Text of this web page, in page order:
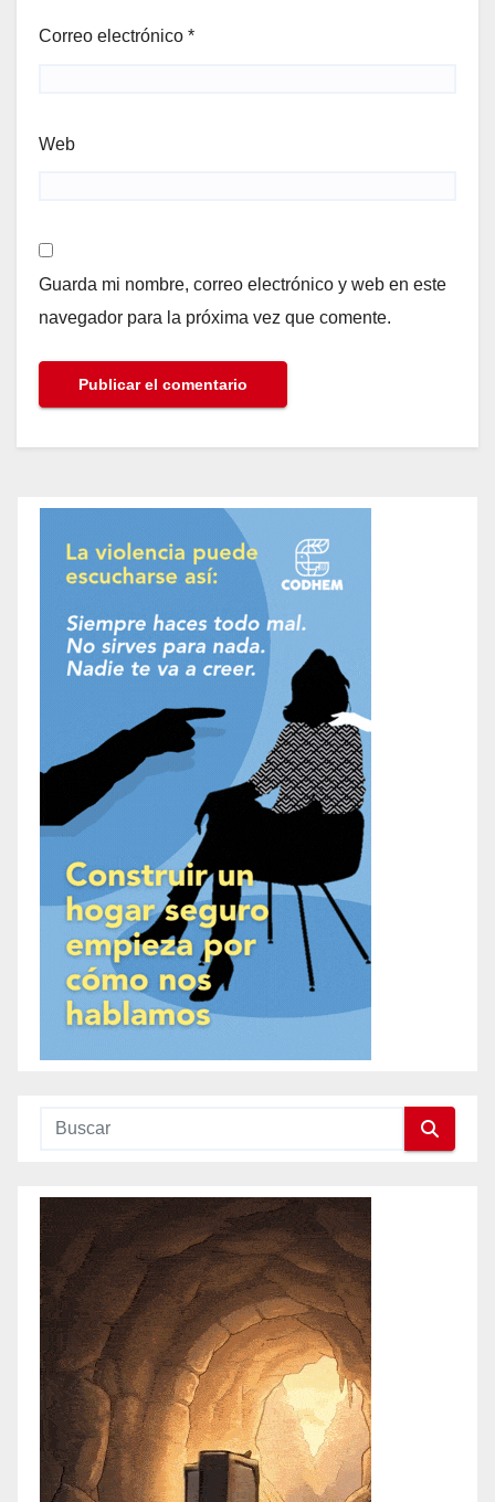
Correo electrónico *
Web
Guarda mi nombre, correo electrónico y web en este
navegador para la próxima vez que comente.